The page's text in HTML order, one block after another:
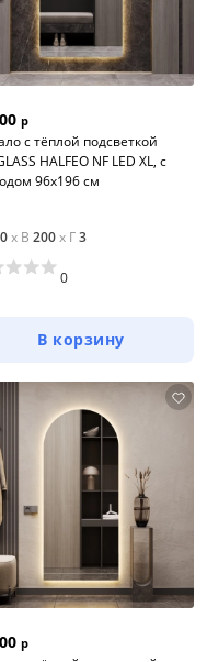
р
с тёплой подсветкой
HALFEO NF LED XL, с
96х196 см
x В 200x Г3
0
В корзину
р